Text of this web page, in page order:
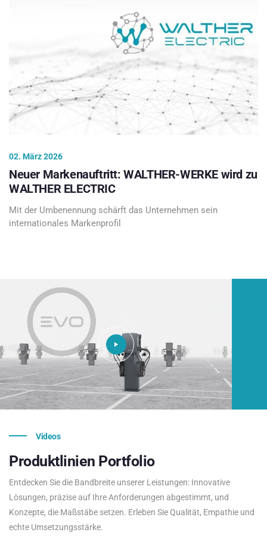
02. März 2026
Neuer Markenauftritt: WALTHER-WERKE wird zu
WALTHER ELECTRIC
Mit der Umbenennung schärft das Unternehmen sein
internationales Markenprofil
Videos
Produktlinien Portfolio
Entdecken Sie die Bandbreite unserer Leistungen: Innovative
Lösungen, präzise auf Ihre Anforderungen abgestimmt, und
Konzepte, die Maßstäbe setzen. Erleben Sie Qualität, Empathie und
echte Umsetzungsstärke.